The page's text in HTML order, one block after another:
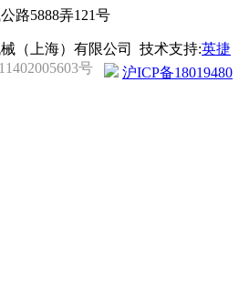
路5888弄121号
（上海）有限公司 技术支持:英捷
号
沪ICP备18019480